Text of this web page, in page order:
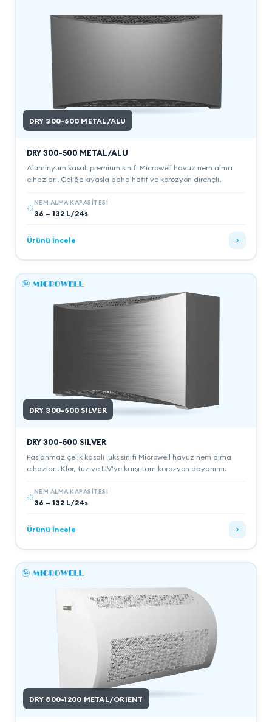
DRY 300-500 METAL/ALU
DRY 300-500 METAL/ALU
Alüminyum kasalı premium sınıfı Microwell havuz nem alma
cihazları. Çeliğe kıyasla daha hafif ve korozyon dirençli.
NEM ALMA KAPASITESI
36 – 132 L/24s
Ürünü İncele
DRY 300-500 SILVER
DRY 300-500 SILVER
Paslanmaz çelik kasalı lüks sınıfı Microwell havuz nem alma
cihazları. Klor, tuz ve UV'ye karşı tam korozyon dayanımı.
NEM ALMA KAPASITESI
36 – 132 L/24s
Ürünü İncele
DRY 800-1200 METAL/ORIENT